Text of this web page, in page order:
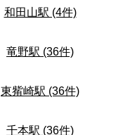
和田山駅 (4件)
竜野駅 (36件)
東觜崎駅 (36件)
千本駅 (36件)